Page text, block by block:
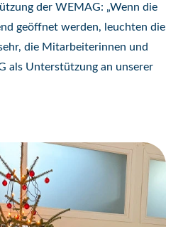
der WEMAG: „Wenn die
geöffnet werden, leuchten die
die Mitarbeiterinnen und
als Unterstützung an unserer